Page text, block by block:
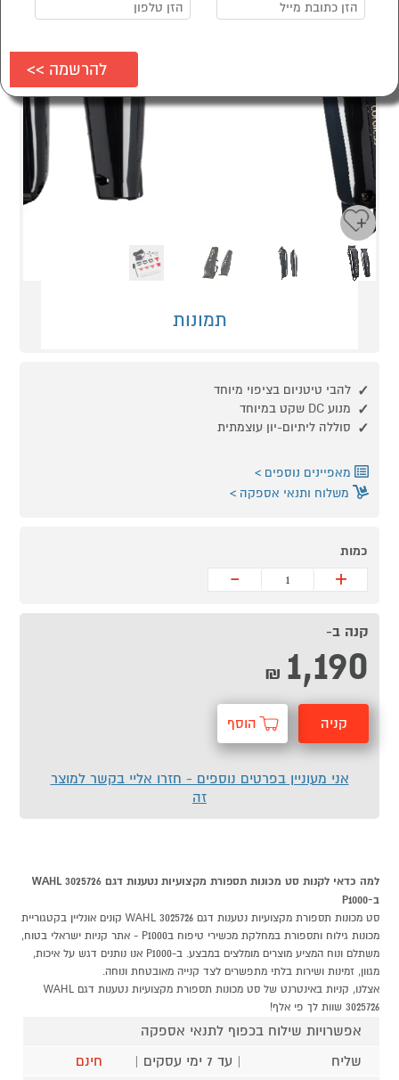
תמונות
להבי טיטניום בציפוי מיוחד
מנוע DC שקט במיוחד
סוללה ליתיום-יון עוצמתית
מאפיינים נוספים
משלוח ותנאי אספקה
כמות
+
-
קנה ב-
1,190
₪
קניה הוסף
אני מעוניין בפרטים נוספים - חזרו אליי בקשר למוצר
זה
למה כדאי לקנות סט מכונות תספורת מקצועיות נטענות דגם WAHL 3025726
ב-P1000
סט מכונות תספורת מקצועיות נטענות דגם WAHL 3025726 קונים אונליין בקטגוריית
מכונות גילוח ותספורת במחלקת מכשירי טיפוח בP1000 - אתר קניות ישראלי בטוח,
משתלם ונוח המציע מוצרים מומלצים במבצע. ב-P1000 אנו נותנים דגש על איכות,
מגוון, זמינות ושירות בלתי מתפשרים לצד קנייה מאובטחת ונוחה.
אצלנו, קניות באינטרנט של סט מכונות תספורת מקצועיות נטענות דגם WAHL
3025726 שוות לך פי אלף!
אפשרויות שילוח בכפוף לתנאי אספקה
שליח
| עד 7 ימי עסקים |
חינם